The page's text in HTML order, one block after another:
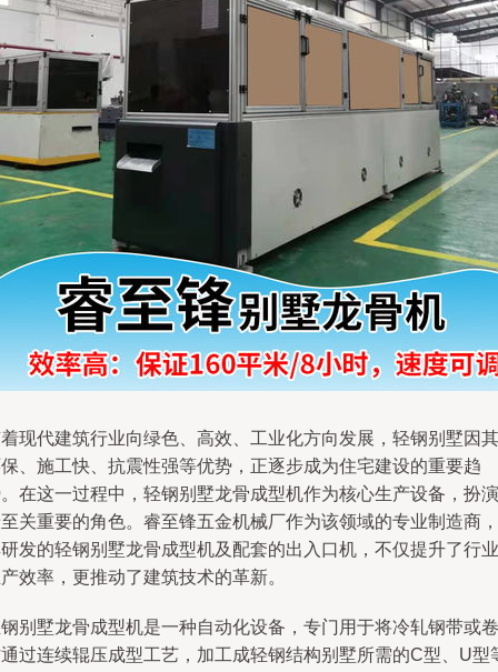
现代建筑行业向绿色、高效、工业化方向发展，轻钢别墅因其
、施工快、抗震性强等优势，正逐步成为住宅建设的重要趋
在这一过程中，轻钢别墅龙骨成型机作为核心生产设备，扮演
关重要的角色。睿至锋五金机械厂作为该领域的专业制造商，
发的轻钢别墅龙骨成型机及配套的出入口机，不仅提升了行业
效率，更推动了建筑技术的革新。
别墅龙骨成型机是一种自动化设备，专门用于将冷轧钢带或卷
过连续辊压成型工艺，加工成轻钢结构别墅所需的C型、U型